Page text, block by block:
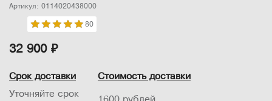
Артикул: 0114020438000
80
32 900 ₽
Срок доставки
Уточняйте срок
Стоимость доставки